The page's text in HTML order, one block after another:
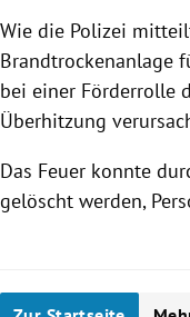
Wie die Polizei
Brandtrockenanlage
bei einer Förderrolle
Überhitzung
Das Feuer konnte
gelöscht werden,